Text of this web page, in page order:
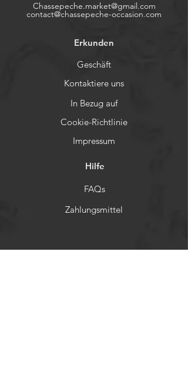
Chassepeche.market@gmail.com
contact@chassepeche-occasion.com
Erkunden
Geschäft
Kontaktiere uns
In Bezug auf
Cookie-Richtlinie
Impressum
Hilfe
FAQs
Zahlungsmittel